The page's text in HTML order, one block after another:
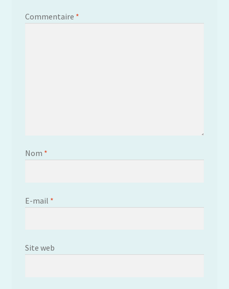
Commentaire *
Nom *
E-mail *
Site web